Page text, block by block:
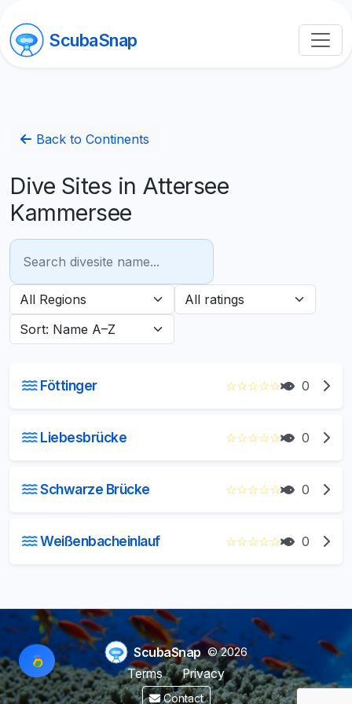
ScubaSnap
Back to Continents
Dive Sites in Attersee
Kammersee
Föttinger ☆☆☆☆☆ 0
Liebesbrücke ☆☆☆☆☆ 0
Schwarze Brücke ☆☆☆☆☆ 0
Weißenbacheinlauf ☆☆☆☆☆ 0
ScubaSnap © 2026
Terms
Privacy
Contact